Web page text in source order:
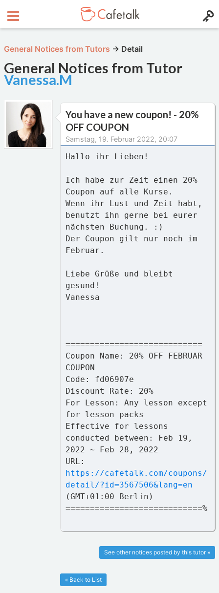
General Notices from Tutors → Detail
General Notices from Tutor
Vanessa.M
You have a new coupon! - 20%
OFF COUPON
Samstag, 19. Februar 2022, 20:07
Hallo ihr Lieben!
Ich habe zur Zeit einen 20%
Coupon auf alle Kurse.
Wenn ihr Lust und Zeit habt,
benutzt ihn gerne bei eurer
nächsten Buchung. :)
Der Coupon gilt nur noch im
Februar.
Liebe Grüße und bleibt
gesund!
Vanessa
============================
Coupon Name: 20% OFF FEBRUAR
COUPON
Code: fd06907e
Discount Rate: 20%
For Lesson: Any lesson except
for lesson packs
Effective for lessons
conducted between: Feb 19,
2022 ~ Feb 28, 2022
URL:
https://cafetalk.com/coupons/
detail/?id=3567506&lang=en
(GMT+01:00 Berlin)
============================%
See other notices posted by this tutor »
« Back to List